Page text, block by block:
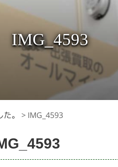
IMG_4593
。 > IMG_4593